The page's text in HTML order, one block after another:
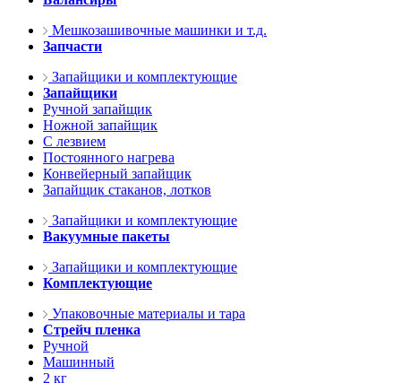
Мешкозашивочные машинки и т.д.
Запчасти
Запайщики и комплектующие
Запайщики
Ручной запайщик
Ножной запайщик
С лезвием
Постоянного нагрева
Конвейерный запайщик
Запайщик стаканов, лотков
Запайщики и комплектующие
Вакуумные пакеты
Запайщики и комплектующие
Комплектующие
Упаковочные материалы и тара
Стрейч пленка
Ручной
Машинный
2 кг